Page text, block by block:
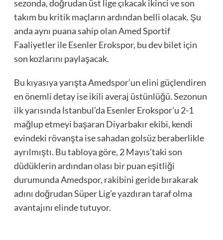
sezonda, doğrudan üst lige çıkacak ikinci ve son
takım bu kritik maçların ardından belli olacak. Şu
anda aynı puana sahip olan Amed Sportif
Faaliyetler ile Esenler Erokspor, bu dev bilet için
son kozlarını paylaşacak.
Bu kıyasıya yarışta Amedspor’un elini güçlendiren
en önemli detay ise ikili averaj üstünlüğü. Sezonun
ilk yarısında İstanbul’da Esenler Erokspor’u 2-1
mağlup etmeyi başaran Diyarbakır ekibi, kendi
evindeki rövanşta ise sahadan golsüz beraberlikle
ayrılmıştı. Bu tabloya göre, 2 Mayıs’taki son
düdüklerin ardından olası bir puan eşitliği
durumunda Amedspor, rakibini geride bırakarak
adını doğrudan Süper Lig’e yazdıran taraf olma
avantajını elinde tutuyor.